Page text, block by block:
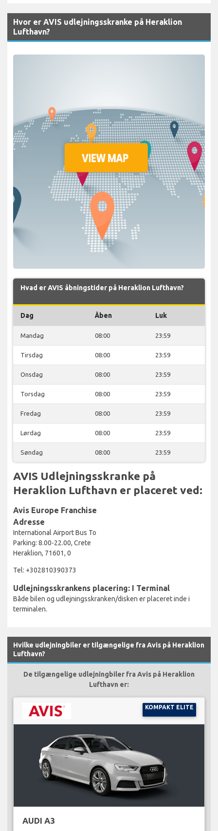
Hvor er AVIS udlejningsskranke på Heraklion
Lufthavn?
Hvad er AVIS åbningstider på Heraklion Lufthavn?
Dag Åben Luk
Mandag 08:00 23:59
Tirsdag 08:00 23:59
Onsdag 08:00 23:59
Torsdag 08:00 23:59
Fredag 08:00 23:59
Lørdag 08:00 23:59
Søndag 08:00 23:59
AVIS Udlejningsskranke på
Heraklion Lufthavn er placeret ved:
Avis Europe Franchise
Adresse
International Airport Bus To
Parking: 8.00-22.00, Crete
Heraklion, 71601, 0
Tel: +302810390373
Udlejningsskrankens placering: I Terminal
Både bilen og udlejningsskranken/disken er placeret inde i
terminalen.
Hvilke udlejningbiler er tilgængelige fra Avis på Heraklion
Lufthavn?
De tilgængelige udlejningbiler fra Avis på Heraklion
Lufthavn er:
KOMPAKT ELITE
AUDI A3